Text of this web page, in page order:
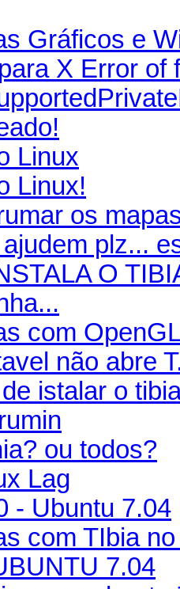
Gráficos e
X Error of
Linux
Linux!
os
plz...
O
com
não abre
istalar o
ou todos?
Lag
- Ubuntu 7.04
com TIbia
7.04